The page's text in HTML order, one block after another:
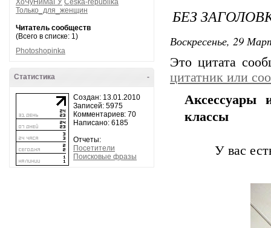
ХоЧуНиМаГУ Ceska-republika
Только_для_женщин
Читатель сообществ
(Всего в списке: 1)
Photoshopinka
-
Статистика
Создан: 13.01.2010
Записей: 5975
Комментариев: 70
Написано: 6185
Отчеты:
Посетители
Поисковые фразы
БЕЗ
Воскресенье, 29
Это цитата
цитатник или
Аксессуары
классы
У вас